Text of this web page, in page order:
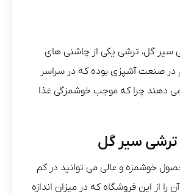
گل، ترشی یکی از چاشنی های
صنعت آشپزی بوده که در سراسر
دهند چرا که موجب خوشمزگی غذا
سیر گل
خوشمزه و عالی می توانید در کم
را از این فروشگاه که در میزان اندازه